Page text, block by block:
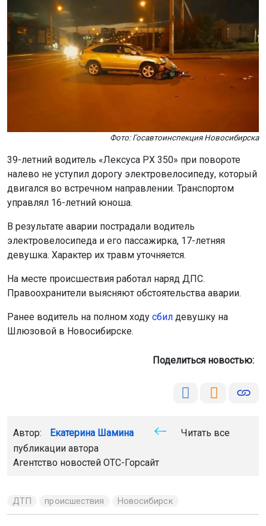
Фото: Госавтоинспекция Новосибирска
39-летний водитель «Лексуса РХ 350» при повороте
налево не уступил дорогу электровелосипеду, который
двигался во встречном направлении. Транспортом
управлял 16-летний юноша.
В результате аварии пострадали водитель
электровелосипеда и его пассажирка, 17-летняя
девушка. Характер их травм уточняется.
На месте происшествия работал наряд ДПС.
Правоохранители выясняют обстоятельства аварии.
Ранее водитель на полном ходу сбил девушку на
Шлюзовой в Новосибирске.
Поделиться новостью:
Автор: Екатерина Шамина
Читать все
публикации автора
Агентство новостей ОТС-Горсайт
ДТП происшествия Новосибирск